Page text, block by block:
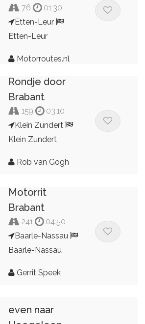
76
01:30
Etten-Leur
Etten-Leur
Motorroutes.nl
Rondje door
Brabant
159
03:10
Klein Zundert
Klein Zundert
Rob van Gogh
Motorrit
Brabant
241
04:50
Baarle-Nassau
Baarle-Nassau
Gerrit Speek
even naar